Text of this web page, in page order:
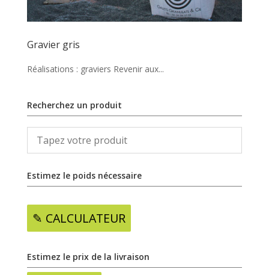
Gravier gris
Réalisations : graviers Revenir aux...
Recherchez un produit
Estimez le poids nécessaire
✎ CALCULATEUR
Estimez le prix de la livraison